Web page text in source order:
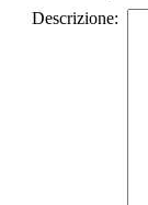
Descrizione: